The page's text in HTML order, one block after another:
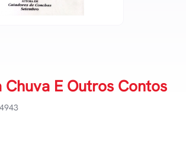
Chuva E Outros Contos